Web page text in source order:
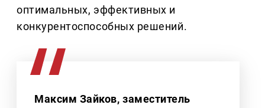
оптимальных, эффективных и
конкурентоспособных решений.
Максим Зайков, заместитель